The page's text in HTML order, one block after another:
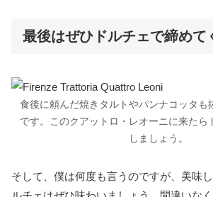
最後はぜひドルチェで締めて
食後に頼んだ焼きタルトやパンナコッタも
です。このクアットロ・レオーニに来たら
しましょう。
そして、僕は何度も言うのですが、美味